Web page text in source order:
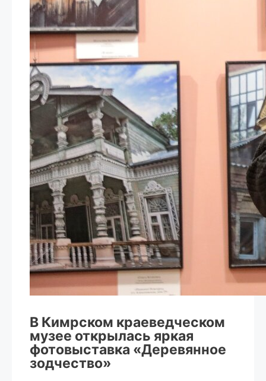
В Кимрском краеведческом
музее открылась яркая
фотовыставка «Деревянное
зодчество»